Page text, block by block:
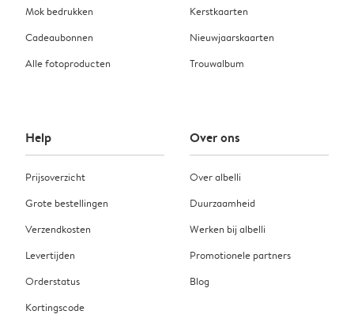
Mok bedrukken
Cadeaubonnen
Alle fotoproducten
Kerstkaarten
Nieuwjaarskaarten
Trouwalbum
Help
Prijsoverzicht
Grote bestellingen
Verzendkosten
Levertijden
Orderstatus
Kortingscode
Over ons
Over albelli
Duurzaamheid
Werken bij albelli
Promotionele partners
Blog